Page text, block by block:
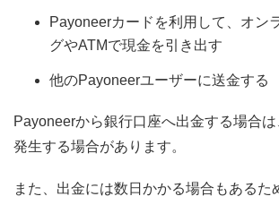
Payoneerカードを利用して、オン
グやATMで現金を引き出す
他のPayoneerユーザーに送金する
Payoneerから銀行口座へ出金する場合
発生する場合があります。
また、出金には数日かかる場合もあるた